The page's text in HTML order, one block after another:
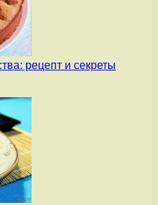
рецепт и секреты